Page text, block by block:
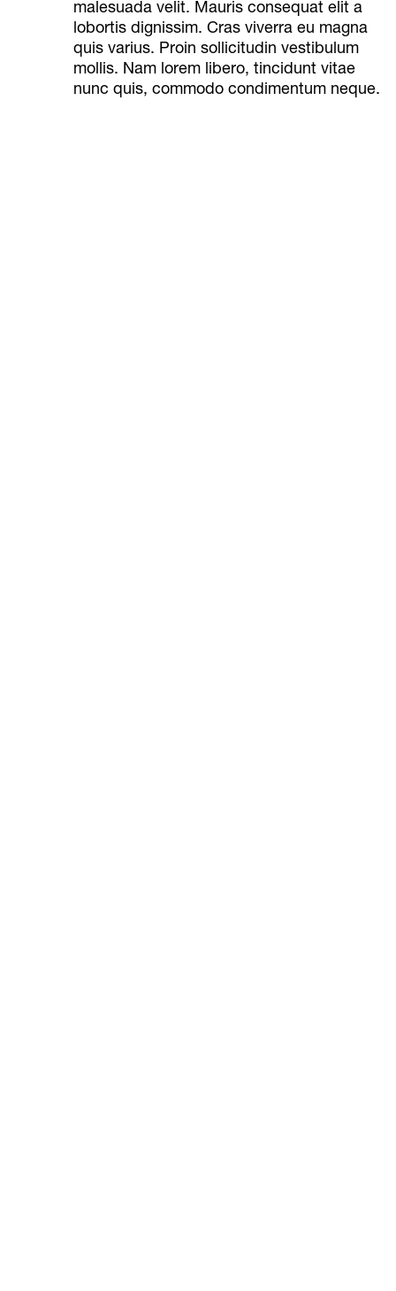
malesuada velit. Mauris consequat elit a
lobortis dignissim. Cras viverra eu magna
quis varius. Proin sollicitudin vestibulum
mollis. Nam lorem libero, tincidunt vitae
nunc quis, commodo condimentum neque.